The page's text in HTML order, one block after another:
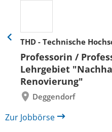
THD - Technische
Professorin /
Lehrgebiet
Renovierung"
Deggendorf
Eine
zurück
Zur Jobbörse